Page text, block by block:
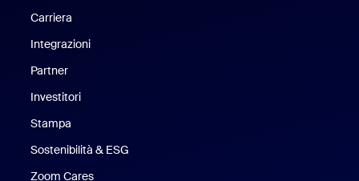
Carriera
Integrazioni
Partner
Investitori
Stampa
Sostenibilità & ESG
Zoom Cares